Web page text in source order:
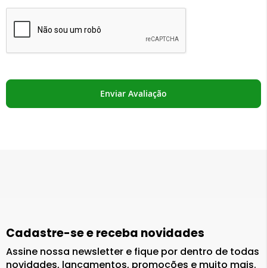
Enviar Avaliação
Cadastre-se e receba novidades
Assine nossa newsletter e fique por dentro de todas
novidades, lançamentos, promoções e muito mais.